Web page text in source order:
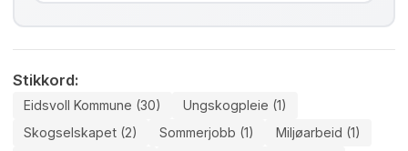
Stikkord:
Eidsvoll Kommune (30)
Ungskogpleie (1)
Skogselskapet (2)
Sommerjobb (1)
Miljøarbeid (1)